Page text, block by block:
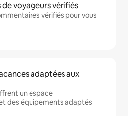
voyageurs vérifiés
vérifiés pour vous
adaptées aux
un espace
des équipements adaptés